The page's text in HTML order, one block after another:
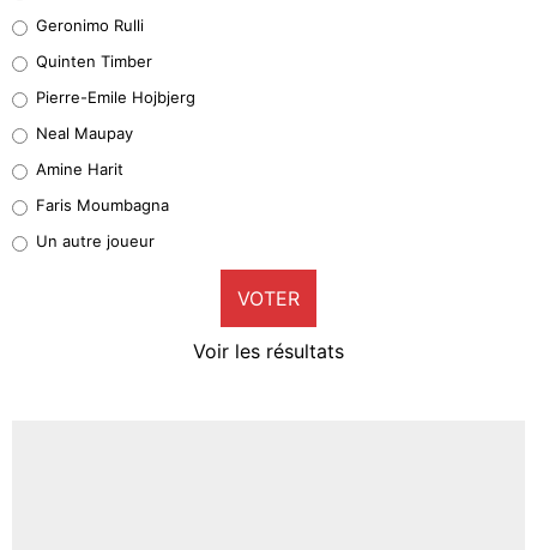
32%
5%
1%
9%
Geronimo Rulli
Quinten Timber
Pierre-Emile Hojbjerg
Neal Maupay
Amine Harit
Faris Moumbagna
Un autre joueur
VOTER
Voir les résultats